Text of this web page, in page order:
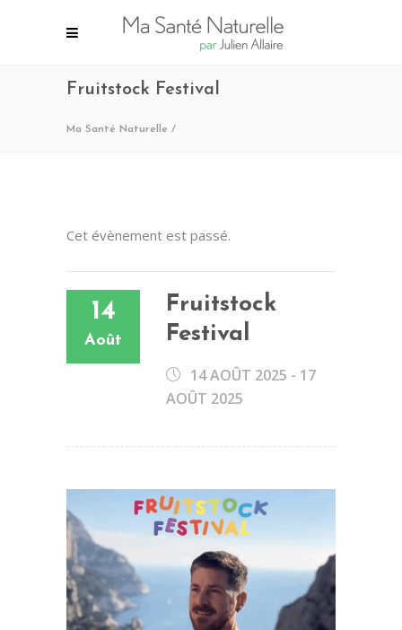
Fruitstock Festival
Ma Santé Naturelle /
Cet évènement est passé.
14
Août
Fruitstock
Festival
14 AOÛT 2025 - 17
AOÛT 2025